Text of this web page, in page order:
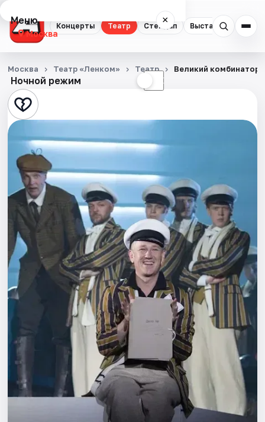
Концерты Театр Стендап Выставки
Меню ×
Москва
Концерты
Театр
Стендап
Выставки
Квесты
Экскурсии
Спорт
События
Города
Артисты
Рейтинги
Ночной режим ☾
Москва Театр «Ленком» Театр Великий комбинатор